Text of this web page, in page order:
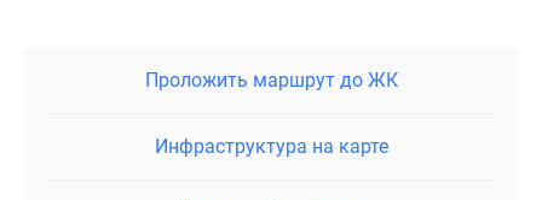
Проложить маршрут до ЖК
Инфраструктура на карте